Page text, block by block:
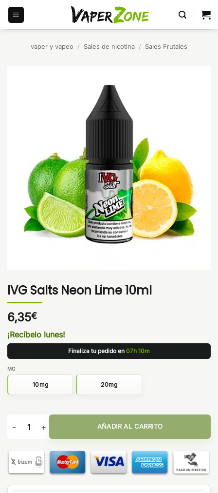
Saltar
contenido
vaper y vapeo / Sales de nicotina / Sales Frutales
IVG Salts Neon Lime 10ml
6,35€
¡Recíbelo lunes!
Finaliza tu pedido en 07h 10m
MG
10mg 20mg
IVG Salts Neon Lime 10ml cantidad
AÑADIR AL CARRITO